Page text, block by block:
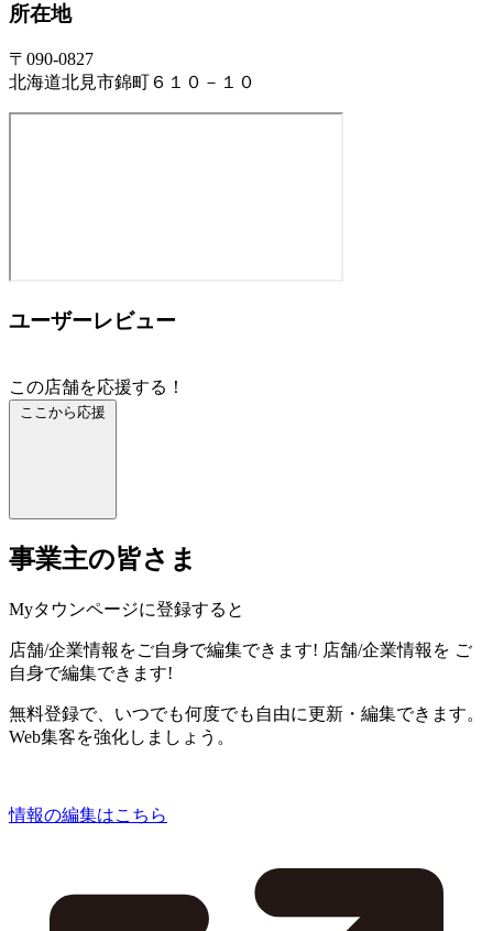
所在地
〒090-0827
北海道北見市錦町６１０－１０
ユーザーレビュー
この店舗を応援する！
ここから応援
事業主の皆さま
Myタウンページに登録すると
店舗/企業情報をご自身で編集できます! 店舗/企業情報を ご
自身で編集できます!
無料登録で、いつでも何度でも自由に更新・編集できます。
Web集客を強化しましょう。
情報の編集はこちら